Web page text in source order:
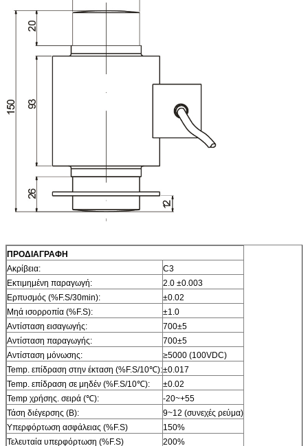
ΠΡΟΔΙΑΓΡΑΦΗ
Ακρίβεια:
C3
Εκτιμημένη παραγωγή:
2.0 ±0.003
Ερπυσμός (%F.S/30min):
±0.02
Μηά ισορροπία (%F.S):
±1.0
Αντίσταση εισαγωγής:
700±5
Αντίσταση παραγωγής:
700±5
Αντίσταση μόνωσης:
≥5000 (100VDC)
Temp. επίδραση στην έκταση (%F.S/10℃):±0.017
Temp. επίδραση σε μηδέν (%F.S/10℃):
±0.02
Temp χρήσης. σειρά (℃):
-20~+55
Τάση διέγερσης (Β):
9~12 (συνεχές ρεύμα)
Υπερφόρτωση ασφάλειας (%F.S)
150%
Τελευταία υπερφόρτωση (%F.S)
200%